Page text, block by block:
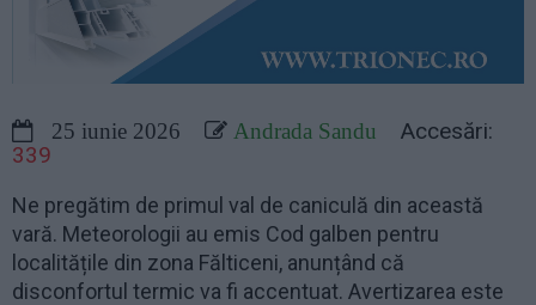
25 iunie 2026 Andrada Sandu
Accesări:
339
Ne pregătim de primul val de caniculă din această
vară. Meteorologii au emis Cod galben pentru
localitățile din zona Fălticeni, anunțând că
disconfortul termic va fi accentuat. Avertizarea este